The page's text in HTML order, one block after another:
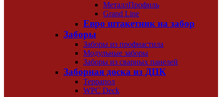
МеталлПрофиль
Grand Line
Евро штакетник на забор
Заборы
Заборы из профнастила
Модульные заборы
Заборы из сварных панелей
Заборная доска из ДПК
Террапол
WPC Deck